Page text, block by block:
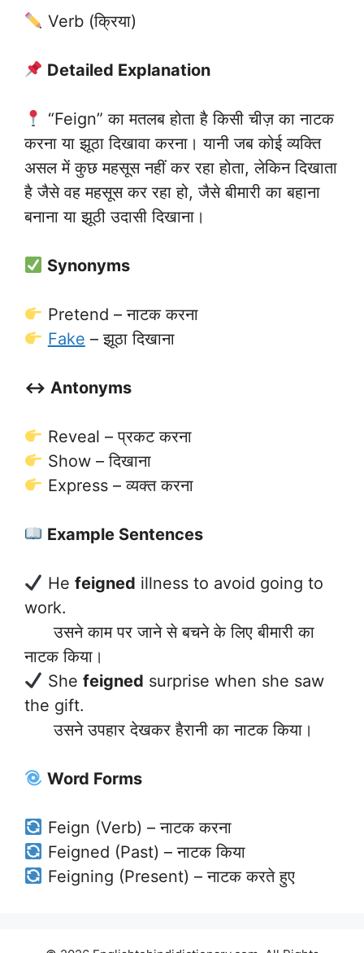
Verb (क्रिया)
Detailed Explanation
“Feign” का मतलब होता है किसी चीज़ का नाटक
करना या झूठा दिखावा करना। यानी जब कोई व्यक्ति
असल में कुछ महसूस नहीं कर रहा होता, लेकिन दिखाता
है जैसे वह महसूस कर रहा हो, जैसे बीमारी का बहाना
बनाना या झूठी उदासी दिखाना।
Synonyms
Pretend – नाटक करना
Fake – झूठा दिखाना
↔️ Antonyms
Reveal – प्रकट करना
Show – दिखाना
Express – व्यक्त करना
Example Sentences
He feigned illness to avoid going to
work.
उसने काम पर जाने से बचने के लिए बीमारी का
नाटक किया।
She feigned surprise when she saw
the gift.
उसने उपहार देखकर हैरानी का नाटक किया।
Word Forms
Feign (Verb) – नाटक करना
Feigned (Past) – नाटक किया
Feigning (Present) – नाटक करते हुए